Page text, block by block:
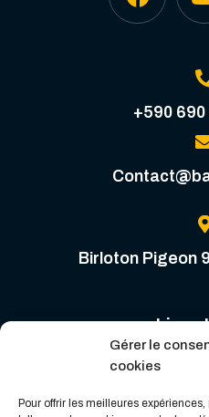
Gérer le
cookies
Pour offrir les meilleures
+590
Birloton Pigeon
Liens